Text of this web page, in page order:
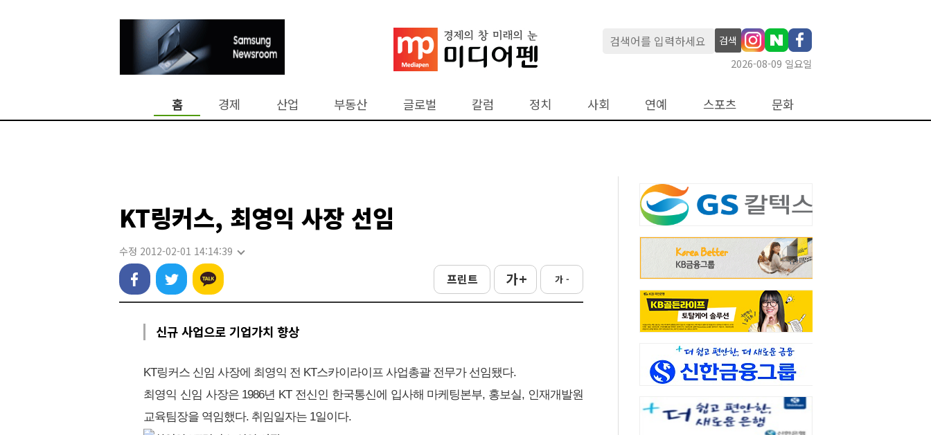
검색
2026-08-09 일요일
홈 경제 산업 부동산 글로벌 칼럼 정치 사회 연예 스포츠 문화
KT링커스, 최영익 사장 선임
수정 2012-02-01 14:14:39
프린트 가 + 가 -
신규 사업으로 기업가치 향상
KT링커스 신임 사장에 최영익 전 KT스카이라이프 사업총괄 전무가 선임됐다.
최영익 신임 사장은 1986년 KT 전신인 한국통신에 입사해 마케팅본부, 홍보실, 인재개발원
교육팀장을 역임했다. 취임일자는 1일이다.